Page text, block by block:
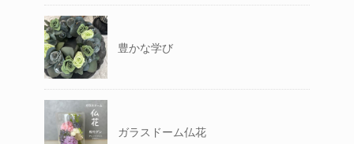
豊かな学び
ガラスドーム仏花